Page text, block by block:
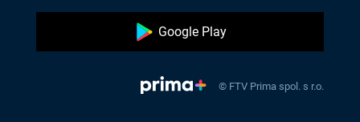
Google Play
© FTV Prima spol. s r.o.